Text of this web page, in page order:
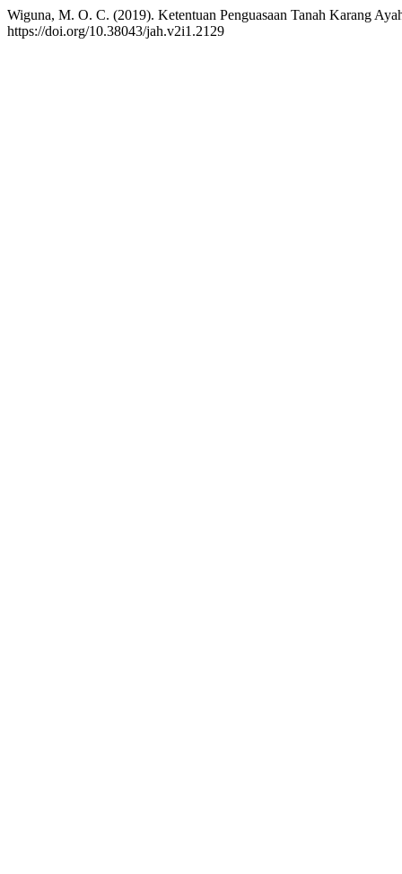
Wiguna, M. O. C. (2019). Ketentuan Penguasaan Tanah Karang
https://doi.org/10.38043/jah.v2i1.2129